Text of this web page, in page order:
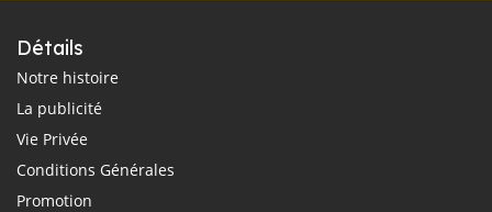
Détails
Notre histoire
La publicité
Vie Privée
Conditions Générales
Promotion